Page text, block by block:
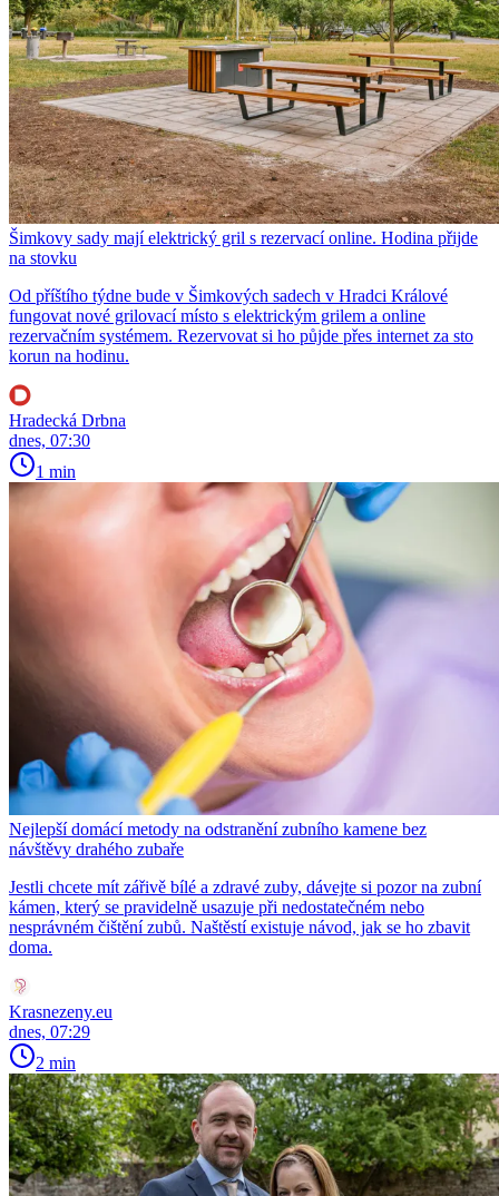
Šimkovy sady mají elektrický gril s rezervací online. Hodina přijde
na stovku
Od příštího týdne bude v Šimkových sadech v Hradci Králové
fungovat nové grilovací místo s elektrickým grilem a online
rezervačním systémem. Rezervovat si ho půjde přes internet za sto
korun na hodinu.
Hradecká Drbna
dnes, 07:30
1 min
Nejlepší domácí metody na odstranění zubního kamene bez
návštěvy drahého zubaře
Jestli chcete mít zářivě bílé a zdravé zuby, dávejte si pozor na zubní
kámen, který se pravidelně usazuje při nedostatečném nebo
nesprávném čištění zubů. Naštěstí existuje návod, jak se ho zbavit
doma.
Krasnezeny.eu
dnes, 07:29
2 min